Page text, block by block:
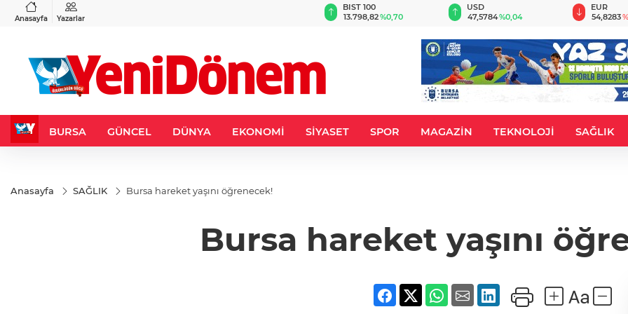
Anasayfa Yazarlar
%0,37
BIST 100
13.798,82%0,70
USD
47,5784%0,04
EUR
54,8283
BURSA GÜNCEL DÜNYA EKONOMİ SİYASET SPOR MAGAZİN TEKNOLOJİ SAĞLIK
Anasayfa SAĞLIK Bursa hareket yaşını öğrenecek!
Bursa hareket yaşını